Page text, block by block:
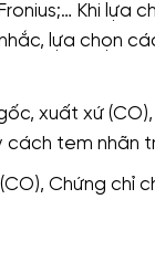
Khi
lựa chọn
xuất xứ
cách tem nhãn
Chứng chỉ